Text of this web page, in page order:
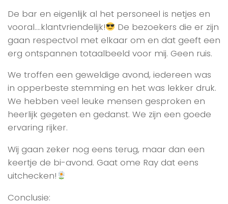
De bar en eigenlijk al het personeel is netjes en
vooral….klantvriendelijk!
De bezoekers die er zijn
gaan respectvol met elkaar om en dat geeft een
erg ontspannen totaalbeeld voor mij. Geen ruis.
We troffen een geweldige avond, iedereen was
in opperbeste stemming en het was lekker druk.
We hebben veel leuke mensen gesproken en
heerlijk gegeten en gedanst. We zijn een goede
ervaring rijker.
Wij gaan zeker nog eens terug, maar dan een
keertje de bi-avond. Gaat ome Ray dat eens
uitchecken!
Conclusie: